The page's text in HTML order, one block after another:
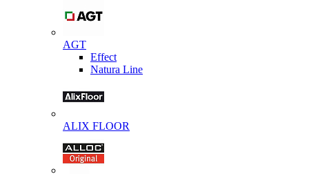
AGT
Effect
Natura Line
ALIX FLOOR